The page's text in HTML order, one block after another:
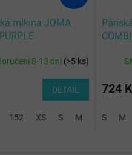
mikina JOMA
8-13 dní(>5 ks)
DETAIL
152 XS S M XL
724
S M